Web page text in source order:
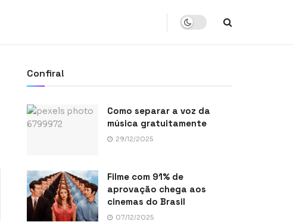
Confira!
Como separar a voz da
música gratuitamente
29/12/2025
Filme com 91% de
aprovação chega aos
cinemas do Brasil
07/12/2025